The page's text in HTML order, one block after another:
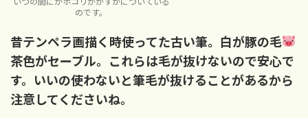
のです。
昔テンペラ画描く時使ってた古い筆。白が豚の毛
茶色がセーブル。 これらは毛が抜けないので安心で
す。 いいの使わないと筆毛が抜けることがあるから
注意してくださいね。